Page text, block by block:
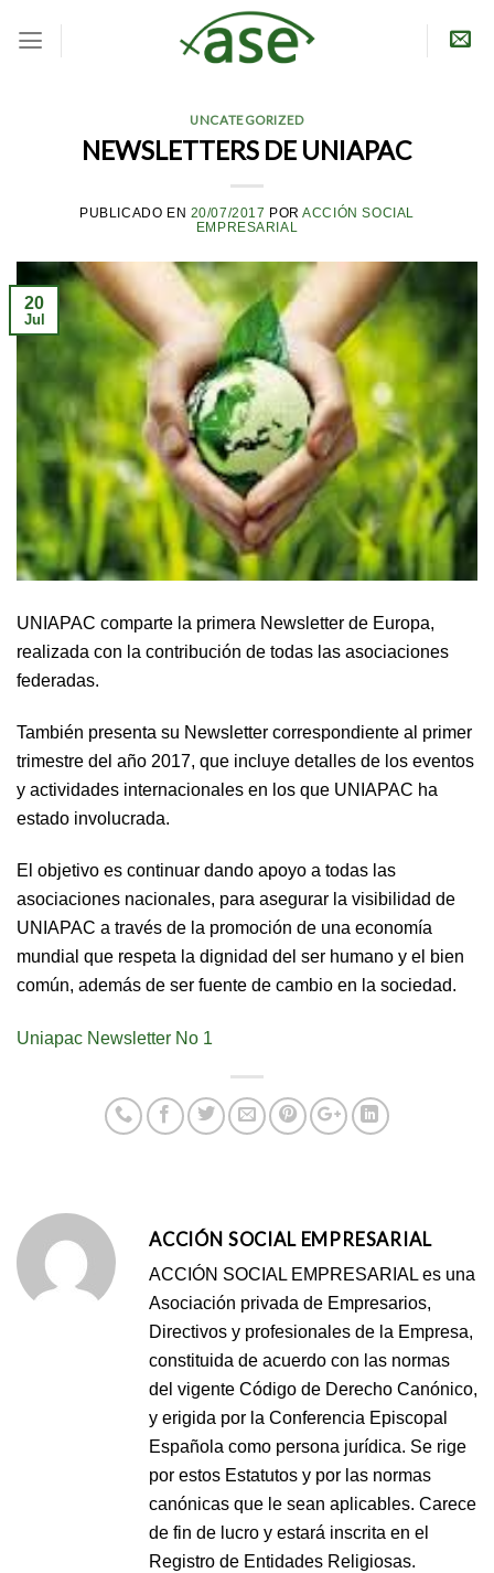
UNCATEGORIZED
NEWSLETTERS DE UNIAPAC
PUBLICADO EN 20/07/2017 PORACCIÓN SOCIAL
EMPRESARIAL
20
Jul
UNIAPAC comparte la primera Newsletter de Europa,
realizada con la contribución de todas las asociaciones
federadas.
También presenta su Newsletter correspondiente al primer
trimestre del año 2017, que incluye detalles de los eventos
y actividades internacionales en los que UNIAPAC ha
estado involucrada.
El objetivo es continuar dando apoyo a todas las
asociaciones nacionales, para asegurar la visibilidad de
UNIAPAC a través de la promoción de una economía
mundial que respeta la dignidad del ser humano y el bien
común, además de ser fuente de cambio en la sociedad.
Uniapac Newsletter No 1
ACCIÓN SOCIAL EMPRESARIAL
ACCIÓN SOCIAL EMPRESARIAL es una
Asociación privada de Empresarios,
Directivos y profesionales de la Empresa,
constituida de acuerdo con las normas
del vigente Código de Derecho Canónico,
y erigida por la Conferencia Episcopal
Española como persona jurídica. Se rige
por estos Estatutos y por las normas
canónicas que le sean aplicables. Carece
de fin de lucro y estará inscrita en el
Registro de Entidades Religiosas.